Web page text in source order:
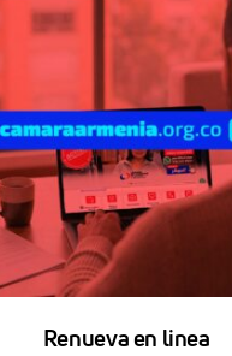
Renueva en linea